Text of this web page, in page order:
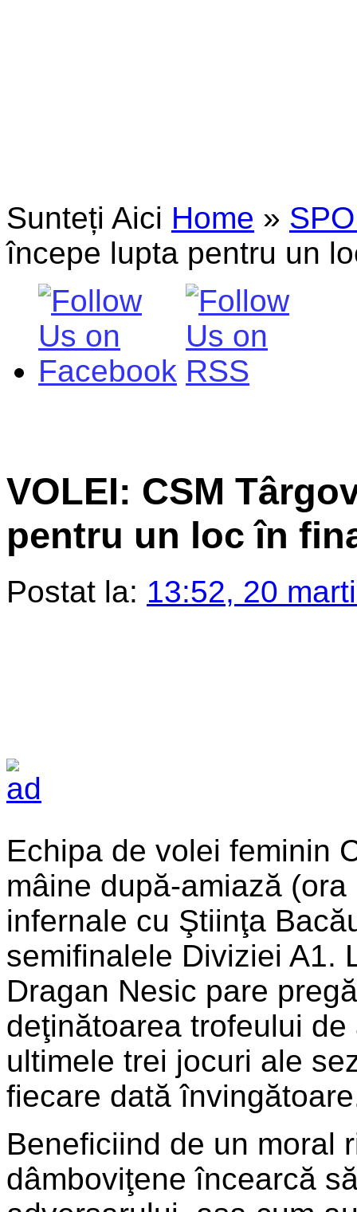
Sunteți Aici Home »
începe lupta pentru un
VOLEI: CSM
pentru un loc în
Postat la: 13:52, 20
Echipa de volei feminin
mâine după-amiază
infernale cu Ştiinţa
semifinalele Diviziei A1.
Dragan Nesic pare
deţinătoarea trofeului
ultimele trei jocuri ale
fiecare dată
Beneficiind de un moral
dâmboviţene încearcă